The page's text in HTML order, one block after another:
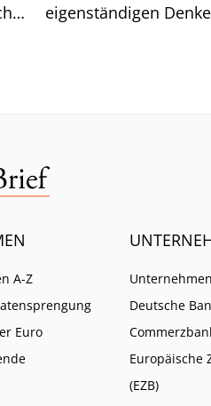
eigenständigen
A-Z
Euro
Deutsche
Europäische
(EZB)